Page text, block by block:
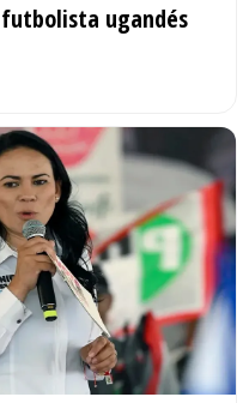
ugandés